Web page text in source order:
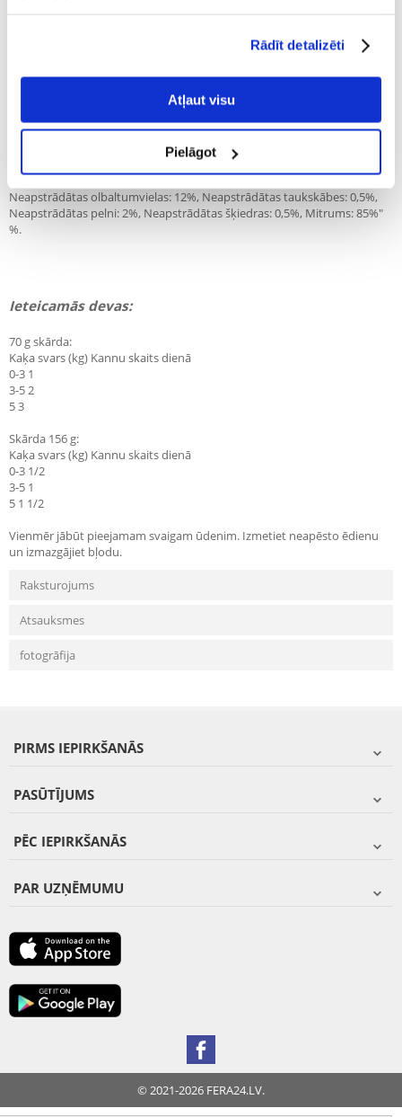
Rādīt detalizēti
Atļaut visu
Pielāgot
Neapstrādātas olbaltumvielas: 12%, Neapstrādātas taukskābes: 0,5%,
Neapstrādātas pelni: 2%, Neapstrādātas šķiedras: 0,5%, Mitrums: 85%"
%.
Ieteicamās devas:
70 g skārda:
Kaķa svars (kg) Kannu skaits dienā
0-3 1
3-5 2
5 3
Skārda 156 g:
Kaķa svars (kg) Kannu skaits dienā
0-3 1/2
3-5 1
5 1 1/2
Vienmēr jābūt pieejamam svaigam ūdenim. Izmetiet neapēsto ēdienu
un izmazgājiet bļodu.
Raksturojums
Atsauksmes
fotogrāfija
PIRMS IEPIRKŠANĀS
PASŪTĪJUMS
PĒC IEPIRKŠANĀS
PAR UZŅĒMUMU
© 2021-2026 FERA24.LV.